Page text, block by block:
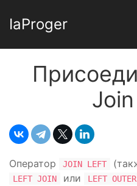
IaProger
Оператор JOIN LEFT
LEFT JOIN или LEFT